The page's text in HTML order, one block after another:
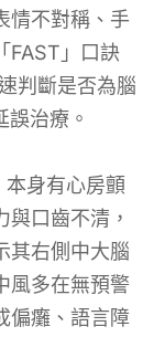
情不對稱、手
FAST」口訣
判斷是否為腦
誤治療。
身有心房顫
口齒不清，
其右側中大腦
風多在無預警
偏癱、語言障